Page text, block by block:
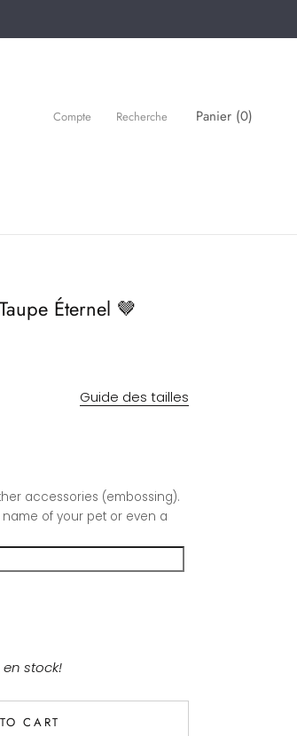
Compte Recherche Panier (0)
Éternel 🤎
Guide des tailles
accessories (embossing).
of your pet or even a
en stock!
CART